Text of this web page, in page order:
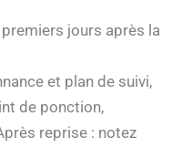
jours après la
et plan de suivi,
de ponction,
reprise : notez